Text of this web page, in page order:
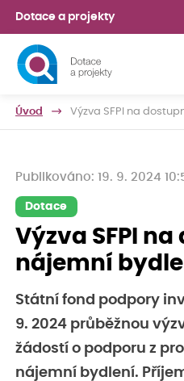
Dotace a projekty
Úvod Výzva SFPI na
Publikováno: 19. 9. 2024
Dotace
Výzva SFPI
nájemní
Státní fond podpory
9. 2024 průběžnou
žádostí o podporu z
nájemní bydlení.